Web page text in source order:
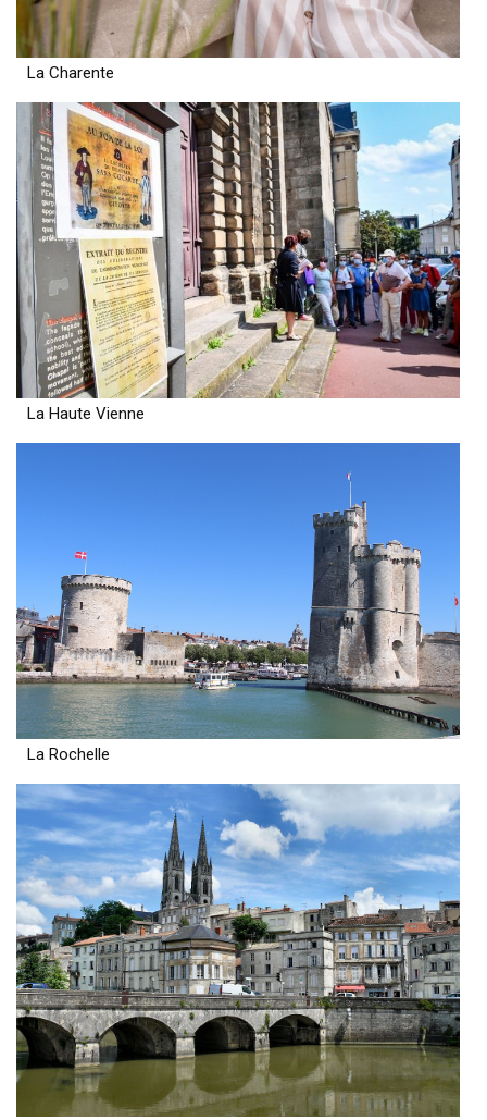
La Charente
La Haute Vienne
La Rochelle